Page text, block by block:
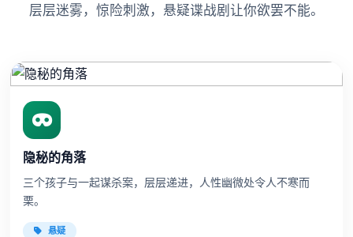
层层迷雾，惊险刺激，悬疑谍战剧让你欲罢不能。
隐秘的角落
三个孩子与一起谋杀案，层层递进，人性幽微处令人不寒而
栗。
悬疑